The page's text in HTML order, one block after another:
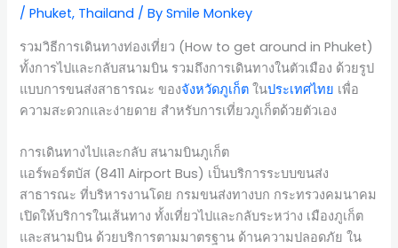
/Phuket, Thailand / BySmile Monkey
รวมวิธีการเดินทางท่องเที่ยว (How to get around in Phuket)
ทั้งการไปและกลับสนามบิน รวมถึงการเดินทางในตัวเมือง ด้วยรูป
แบบการขนส่งสาธารณะ ของจังหวัดภูเก็ต ในประเทศไทย เพื่อ
ความสะดวกและง่ายดาย สำหรับการเที่ยวภูเก็ตด้วยตัวเอง
การเดินทางไปและกลับ สนามบินภูเก็ต
แอร์พอร์ตบัส (8411 Airport Bus) เป็นบริการระบบขนส่ง
สาธารณะ ที่บริหารงานโดย กรมขนส่งทางบก กระทรวงคมนาคม
เปิดให้บริการในเส้นทาง ทั้งเที่ยวไปและกลับระหว่าง เมืองภูเก็ต
และสนามบิน ด้วยบริการตามมาตรฐาน ด้านความปลอดภัย ใน